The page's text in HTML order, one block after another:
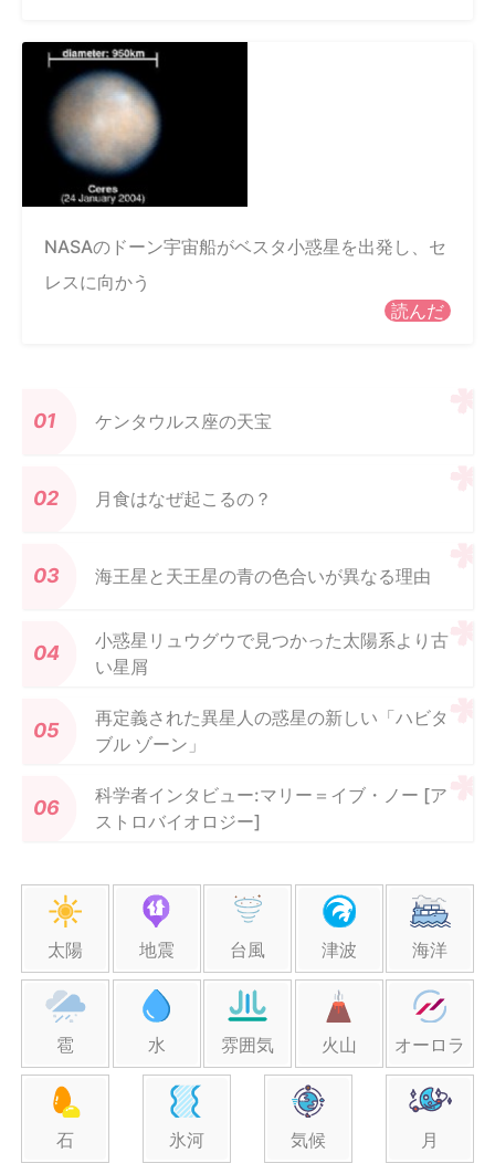
NASAのドーン宇宙船がベスタ小惑星を出発し、セ
レスに向かう
読んだ
ケンタウルス座の天宝
月食はなぜ起こるの？
海王星と天王星の青の色合いが異なる理由
小惑星リュウグウで見つかった太陽系より古
い星屑
再定義された異星人の惑星の新しい「ハビタ
ブル ゾーン」
科学者インタビュー:マリー＝イブ・ノー [ア
ストロバイオロジー]
太陽 地震 台風 津波 海洋
雹 水 雰囲気 火山 オーロラ
石 氷河 気候 月